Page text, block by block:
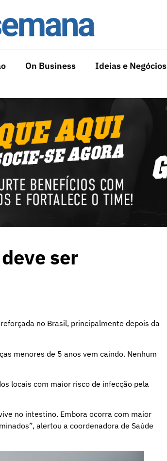
On Business Ideias e Negócios
ser
no Brasil, principalmente depois da
menores de 5 anos vem caindo. Nenhum
locais com maior risco de infecção pela
no intestino. Embora ocorra com maior
alertou a coordenadora de Saúde